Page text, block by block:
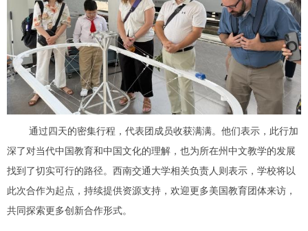
通过四天的密集行程，代表团成员收获满满。他们表示，此行加
深了对当代中国教育和中国文化的理解，也为所在州中文教学的发展
找到了切实可行的路径。西南交通大学相关负责人则表示，学校将以
此次合作为起点，持续提供资源支持，欢迎更多美国教育团体来访，
共同探索更多创新合作形式。